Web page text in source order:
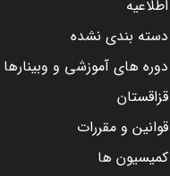
اطلاعیه
دسته بندی نشده
دوره های آموزشی و وبینارها
قزاقستان
قوانین و مقررات
کمیسیون ها